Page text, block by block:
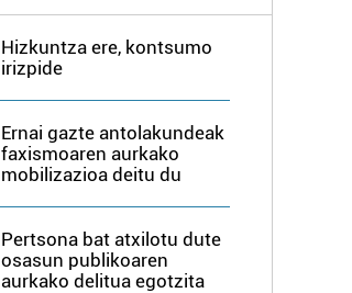
Hizkuntza ere, kontsumo
irizpide
Ernai gazte antolakundeak
faxismoaren aurkako
mobilizazioa deitu du
Pertsona bat atxilotu dute
osasun publikoaren
aurkako delitua egotzita